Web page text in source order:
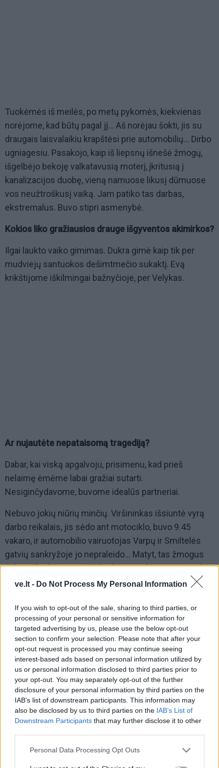
ve.lt - Do Not Process My Personal Information
If you wish to opt-out of the sale, sharing to third parties, or
processing of your personal or sensitive information for
targeted advertising by us, please use the below opt-out
section to confirm your selection. Please note that after your
opt-out request is processed you may continue seeing
interest-based ads based on personal information utilized by
us or personal information disclosed to third parties prior to
your opt-out. You may separately opt-out of the further
disclosure of your personal information by third parties on the
IAB’s list of downstream participants. This information may
also be disclosed by us to third parties on the IAB’s List of
Downstream Participants that may further disclose it to other
Personal Data Processing Opt Outs
Tuokėmės iš meilės, po metų pykomės, kiekvienas
norėjome, kad būtų pagal jį... Aš norėjau šokti, jis su
draugais laisvalaikiu krapštėsi prie automobilių... Dirbo
ugniagesiu. Pasakojo, kaip iš liepsnų išnešė žmogų,
išgelbėjo bekoję valkatavusią moterį, įkritusią į
kanalizacijos duobę, vieną namuose likusį dūmuose
vos neužtroškusį vaiką. Jam patiko tas darbas,
ekstremalus. Buvo stipri asmenybė.
Kokios liko gražiausios drauge išgyventos akimirkos?
Ilgai laukto vaiko gimimas. Dukra gimė kaip tik per
mudviejų santuokos dešimtmečio sukaktį. Evą
krikštijome iškilmingai bažnyčioje, per Velykas.
Ar nujautėte nepataisomą tragediją?
Dabar, kai viską apgalvoju, prisimenu, kad prieš
nelaimę ėmėme labai gražiai sutarti.
Nesiginčydavome, buvome idealūs partneriai.
Nebuvo jokių niūrių minčių. Viršininkas išsiuntė vyrą
darbo reikalais, jis sėdo ant motociklo, buvo 9.45
vakaro, ir automobilio vairuotojas Varpų ir Smiltelės
gatvių sankryžoje jo nepraleido... Matyt, tas žmogus
galvojo, kad suspės iššokti, bet susidūrimo nepavyko
išvengti. Vaidas dar buvo gyvas ir sąmoningas,
prispaudusio vairo, kalbėjo, patarinėjo, kaip ką pjauti,
kad jam neskaudėtų.Pasakė pavardę, pareigas. Vaidą
ilgas valandas operavo, atvežė į reanimacijos palatą,
suvažiavo kolegos, artimieji. Kitą rytą, palikusi
mergytę močiutei, važiavau pas jį. Paskambino
draugė: "Jurgita, skubėk, kiek gali..." Nespėjau.